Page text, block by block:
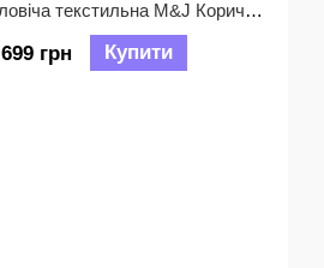
Сумка чоловіча текстильна M&J Коричневий 31х21х11 см (2005)
699 грн Купити